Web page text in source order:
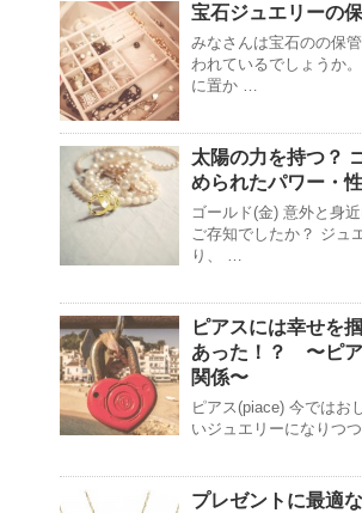
宝石ジュエリーの
みなさんは宝石のの保
われているでしょうか
に置か …
太陽の力を持つ？
められたパワー・
ゴールド(金) 意外と身
ご存知でしたか？ ジュ
り、 …
ピアスには幸せを
あった！？ 〜ピ
関係〜
ピアス(piace) 今ではお
いジュエリーになりつ
プレゼントに最適